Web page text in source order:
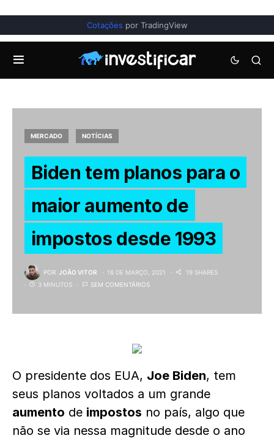
Cotações por TradingView
MERCADO NOTÍCIAS
Biden tem planos para o
maior aumento de
impostos desde 1993
POR JOÃO VITOR 16 DE MARÇO, 2021
19 SHARES
3 MINUTOS
SEM COMENTÁRIOS
O presidente dos EUA, Joe Biden, tem
seus planos voltados a um grande
aumento de impostos no país, algo que
não se via nessa magnitude desde o ano